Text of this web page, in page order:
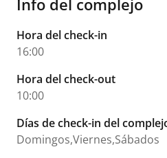
Hora del check-in
16:00
Hora del check-out
10:00
Días de check-in del
Domingos,Viernes,Sábados